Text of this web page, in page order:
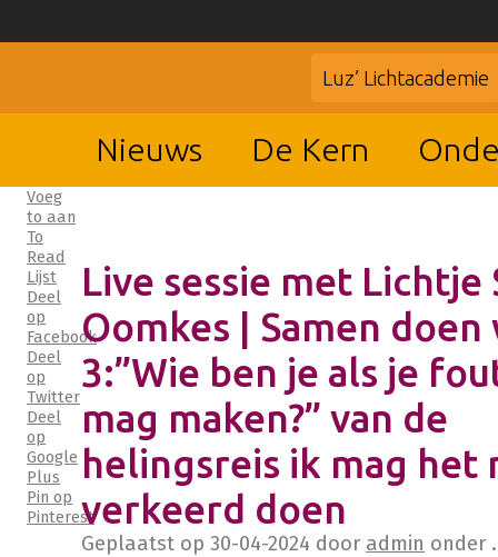
Luz’ Lichtacademie
Nieuws De Kern
Voeg
to aan
To
Read
Lijst
Deel
op
Facebook
Deel
op
Twitter
Deel
op
Google
Plus
Pin op
Pinterest
Live sessie met Lichtje
Oomkes | Samen doen
3:”Wie ben je als je
mag maken?” van de
helingsreis ik mag het
verkeerd doen
Geplaatst op 30-04-2024 door admin onder .